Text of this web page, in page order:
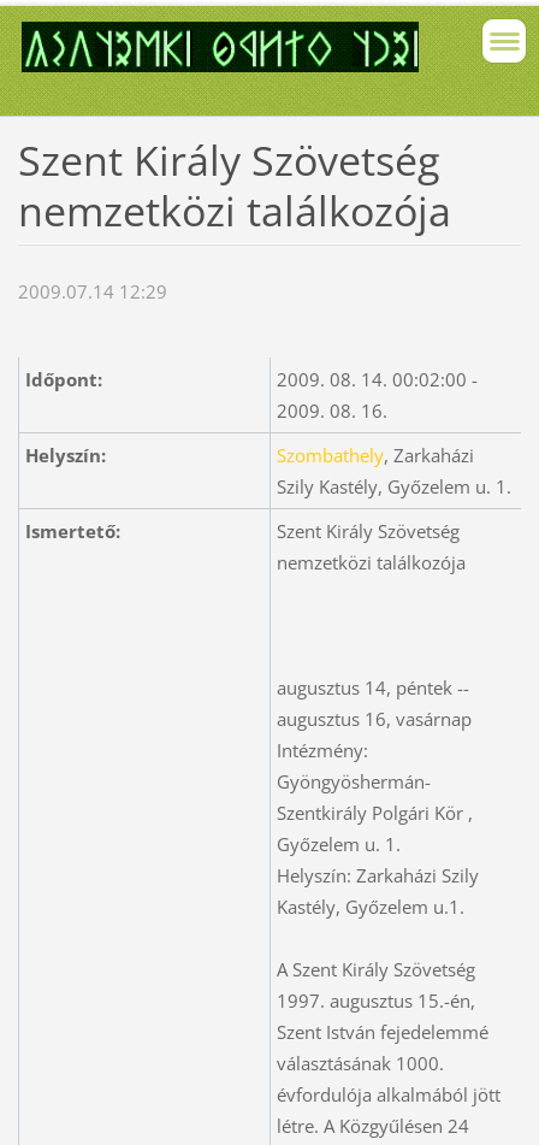
Szent Király Szövetség
nemzetközi találkozója
2009.07.14 12:29
Időpont:
2009. 08. 14. 00:02:00 -
2009. 08. 16.
Helyszín:
Szombathely, Zarkaházi
Szily Kastély, Győzelem u. 1.
Ismertető:
Szent Király Szövetség
nemzetközi találkozója
augusztus 14, péntek --
augusztus 16, vasárnap
Intézmény:
Gyöngyöshermán-
Szentkirály Polgári Kör ,
Győzelem u. 1.
Helyszín: Zarkaházi Szily
Kastély, Győzelem u.1.
A Szent Király Szövetség
1997. augusztus 15.-én,
Szent István fejedelemmé
választásának 1000.
évfordulója alkalmából jött
létre. A Közgyűlésen 24